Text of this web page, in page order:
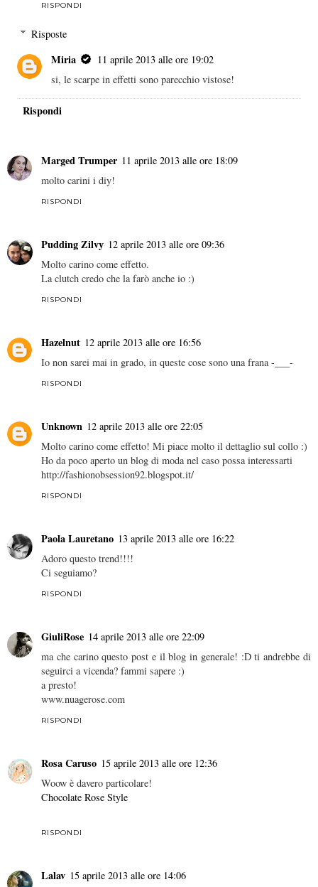
RISPONDI
Risposte
Miria
11 aprile 2013 alle ore 19:02
si, le scarpe in effetti sono parecchio vistose!
Rispondi
Marged Trumper 11 aprile 2013 alle ore 18:09
molto carini i diy!
RISPONDI
Pudding Zilvy 12 aprile 2013 alle ore 09:36
Molto carino come effetto.
La clutch credo che la farò anche io :)
RISPONDI
Hazelnut 12 aprile 2013 alle ore 16:56
Io non sarei mai in grado, in queste cose sono una frana -___-
RISPONDI
Unknown 12 aprile 2013 alle ore 22:05
Molto carino come effetto! Mi piace molto il dettaglio sul collo :)
Ho da poco aperto un blog di moda nel caso possa interessarti
http://fashionobsession92.blogspot.it/
RISPONDI
Paola Lauretano 13 aprile 2013 alle ore 16:22
Adoro questo trend!!!!
Ci seguiamo?
RISPONDI
GiuliRose 14 aprile 2013 alle ore 22:09
ma che carino questo post e il blog in generale! :D ti andrebbe di
seguirci a vicenda? fammi sapere :)
a presto!
www.nuagerose.com
RISPONDI
Rosa Caruso 15 aprile 2013 alle ore 12:36
Woow è davero particolare!
Chocolate Rose Style
RISPONDI
Lalav 15 aprile 2013 alle ore 14:06